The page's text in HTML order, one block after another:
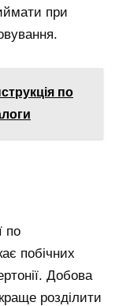
при
по
по
побічних
Добова
розділити